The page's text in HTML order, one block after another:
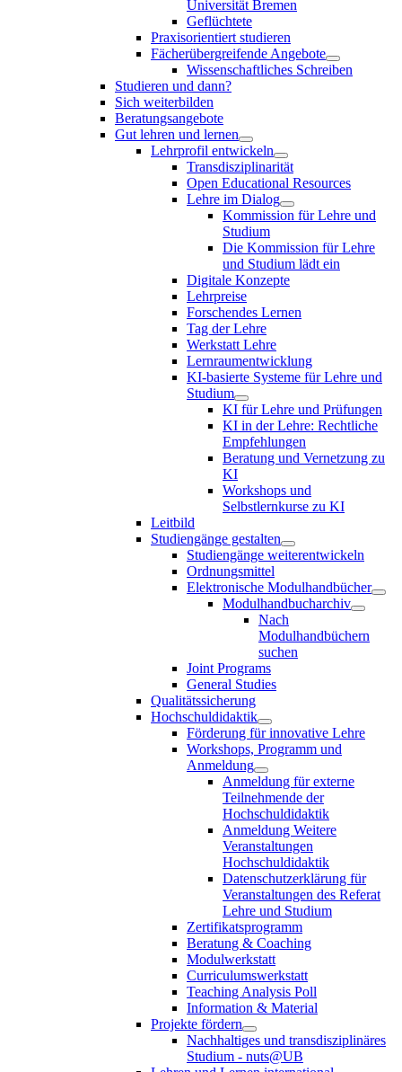
Universität Bremen
Geflüchtete
Praxisorientiert studieren
Fächerübergreifende Angebote
Wissenschaftliches Schreiben
Studieren und dann?
Sich weiterbilden
Beratungsangebote
Gut lehren und lernen
Lehrprofil entwickeln
Transdisziplinarität
Open Educational Resources
Lehre im Dialog
Kommission für Lehre und
Studium
Die Kommission für Lehre
und Studium lädt ein
Digitale Konzepte
Lehrpreise
Forschendes Lernen
Tag der Lehre
Werkstatt Lehre
Lernraumentwicklung
KI-basierte Systeme für Lehre und
Studium
KI für Lehre und Prüfungen
KI in der Lehre: Rechtliche
Empfehlungen
Beratung und Vernetzung zu
KI
Workshops und
Selbstlernkurse zu KI
Leitbild
Studiengänge gestalten
Studiengänge weiterentwickeln
Ordnungsmittel
Elektronische Modulhandbücher
Modulhandbucharchiv
Nach
Modulhandbüchern
suchen
Joint Programs
General Studies
Qualitätssicherung
Hochschuldidaktik
Förderung für innovative Lehre
Workshops, Programm und
Anmeldung
Anmeldung für externe
Teilnehmende der
Hochschuldidaktik
Anmeldung Weitere
Veranstaltungen
Hochschuldidaktik
Datenschutzerklärung für
Veranstaltungen des Referat
Lehre und Studium
Zertifikatsprogramm
Beratung & Coaching
Modulwerkstatt
Curriculumswerkstatt
Teaching Analysis Poll
Information & Material
Projekte fördern
Nachhaltiges und transdisziplinäres
Studium - nuts@UB